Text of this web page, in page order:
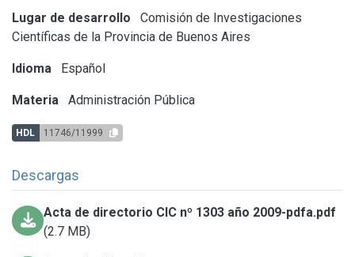
Lugar de desarrollo
Comisión de Investigaciones
Científicas de la Provincia de Buenos Aires
Idioma Español
Materia Administración Pública
HDL 11746/11999
Descargas
Acta de directorio CIC nº 1303 año 2009-pdfa.pdf
(2.7 MB)